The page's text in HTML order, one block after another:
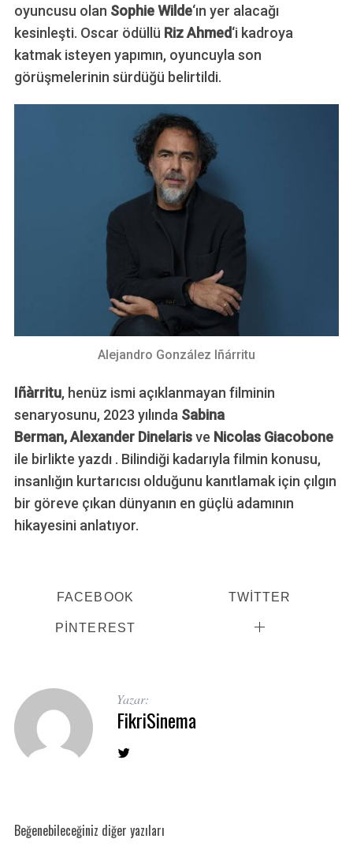
oyuncusu olan Sophie Wilde‘ın yer alacağı
kesinleşti. Oscar ödüllü Riz Ahmed‘i kadroya
katmak isteyen yapımın, oyuncuyla son
görüşmelerinin sürdüğü belirtildi.
Alejandro González Iñárritu
Iñàrritu, henüz ismi açıklanmayan filminin
senaryosunu, 2023 yılında Sabina
Berman, Alexander Dinelarisve Nicolas Giacobone
ile birlikte yazdı . Bilindiği kadarıyla filmin konusu,
insanlığın kurtarıcısı olduğunu kanıtlamak için çılgın
bir göreve çıkan dünyanın en güçlü adamının
hikayesini anlatıyor.
FACEBOOK TWITTER
PINTEREST
Yazar:
FikriSinema
Beğenebileceğiniz diğer yazıları